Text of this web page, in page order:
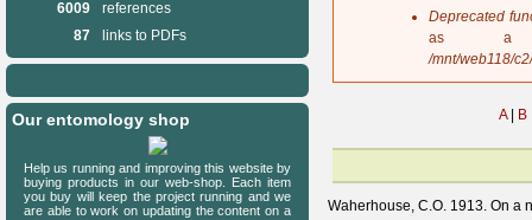
Deprecated
as a
/mnt/web118/
A B
Waherhouse, C.O. 1913. On a
6009
references
87
links to PDFs
Our entomology shop
Help us running and improving this website by
buying products in our web-shop. Each item
you buy will keep the project running and we
are able to work on updating the content on a